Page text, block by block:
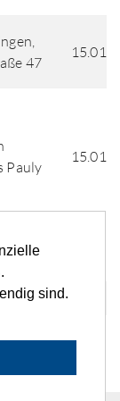
sind.
47
Pauly
8 ... ›